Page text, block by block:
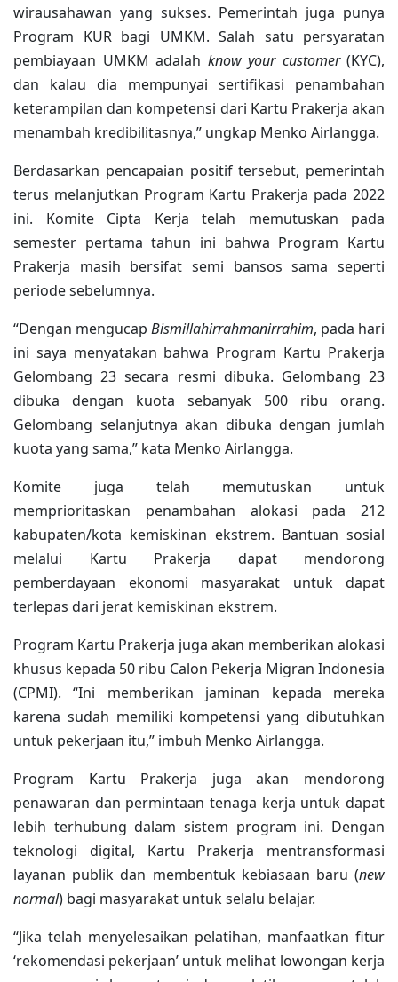
wirausahawan yang sukses. Pemerintah juga punya
Program KUR bagi UMKM. Salah satu persyaratan
pembiayaan UMKM adalah know your customer(KYC),
dan kalau dia mempunyai sertifikasi penambahan
keterampilan dan kompetensi dari Kartu Prakerja akan
menambah kredibilitasnya,” ungkap Menko Airlangga.
Berdasarkan pencapaian positif tersebut, pemerintah
terus melanjutkan Program Kartu Prakerja pada 2022
ini. Komite Cipta Kerja telah memutuskan pada
semester pertama tahun ini bahwa Program Kartu
Prakerja masih bersifat semi bansos sama seperti
periode sebelumnya.
“Dengan mengucap Bismillahirrahmanirrahim, pada hari
ini saya menyatakan bahwa Program Kartu Prakerja
Gelombang 23 secara resmi dibuka. Gelombang 23
dibuka dengan kuota sebanyak 500 ribu orang.
Gelombang selanjutnya akan dibuka dengan jumlah
kuota yang sama,” kata Menko Airlangga.
Komite juga telah memutuskan untuk
memprioritaskan penambahan alokasi pada 212
kabupaten/kota kemiskinan ekstrem. Bantuan sosial
melalui Kartu Prakerja dapat mendorong
pemberdayaan ekonomi masyarakat untuk dapat
terlepas dari jerat kemiskinan ekstrem.
Program Kartu Prakerja juga akan memberikan alokasi
khusus kepada 50 ribu Calon Pekerja Migran Indonesia
(CPMI). “Ini memberikan jaminan kepada mereka
karena sudah memiliki kompetensi yang dibutuhkan
untuk pekerjaan itu,” imbuh Menko Airlangga.
Program Kartu Prakerja juga akan mendorong
penawaran dan permintaan tenaga kerja untuk dapat
lebih terhubung dalam sistem program ini. Dengan
teknologi digital, Kartu Prakerja mentransformasi
layanan publik dan membentuk kebiasaan baru (new
normal) bagi masyarakat untuk selalu belajar.
“Jika telah menyelesaikan pelatihan, manfaatkan fitur
‘rekomendasi pekerjaan’ untuk melihat lowongan kerja